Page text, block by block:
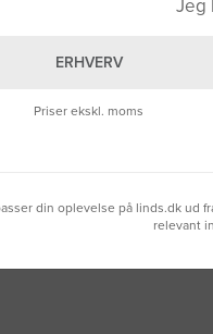
–
Jeg
ERHVERV
Priser ekskl. moms
din oplevelse på linds.dk ud
relevant